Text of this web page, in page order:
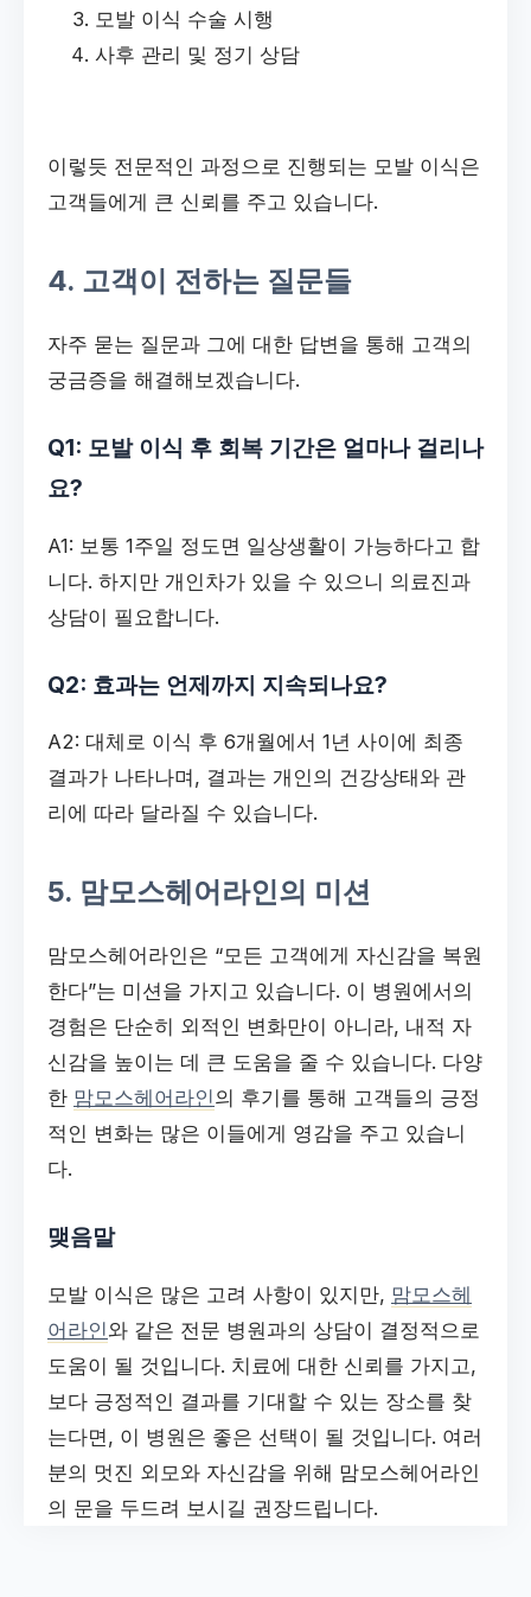
모발 이식 수술 시행
사후 관리 및 정기 상담
이렇듯 전문적인 과정으로 진행되는 모발 이식은
고객들에게 큰 신뢰를 주고 있습니다.
4. 고객이 전하는 질문들
자주 묻는 질문과 그에 대한 답변을 통해 고객의
궁금증을 해결해보겠습니다.
Q1: 모발 이식 후 회복 기간은 얼마나 걸리나
요?
A1: 보통 1주일 정도면 일상생활이 가능하다고 합
니다. 하지만 개인차가 있을 수 있으니 의료진과
상담이 필요합니다.
Q2: 효과는 언제까지 지속되나요?
A2: 대체로 이식 후 6개월에서 1년 사이에 최종
결과가 나타나며, 결과는 개인의 건강상태와 관
리에 따라 달라질 수 있습니다.
5. 맘모스헤어라인의 미션
맘모스헤어라인은 “모든 고객에게 자신감을 복원
한다”는 미션을 가지고 있습니다. 이 병원에서의
경험은 단순히 외적인 변화만이 아니라, 내적 자
신감을 높이는 데 큰 도움을 줄 수 있습니다. 다양
한 맘모스헤어라인의 후기를 통해 고객들의 긍정
적인 변화는 많은 이들에게 영감을 주고 있습니
다.
맺음말
모발 이식은 많은 고려 사항이 있지만, 맘모스헤
어라인와 같은 전문 병원과의 상담이 결정적으로
도움이 될 것입니다. 치료에 대한 신뢰를 가지고,
보다 긍정적인 결과를 기대할 수 있는 장소를 찾
는다면, 이 병원은 좋은 선택이 될 것입니다. 여러
분의 멋진 외모와 자신감을 위해 맘모스헤어라인
의 문을 두드려 보시길 권장드립니다.